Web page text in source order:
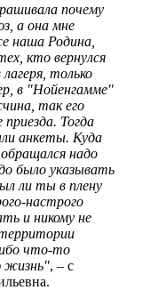
почему
а она мне
наша Родина,
кто вернулся
только
в "Нойенгамме"
так его
приезда. Тогда
анкеты. Куда
надо
было указывать
ли ты в плену
настрого
и никому не
что-то
жизнь", – с